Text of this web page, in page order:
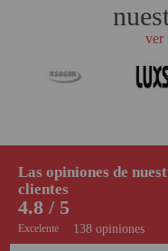
ver
138 opiniones
4.8 / 5
Excelente
Las opiniones de
clientes